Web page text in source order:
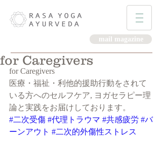
mail magazine
for Caregivers
for Caregivers
医療・福祉・利他的援助行動をされて
いる方へのセルフケア, ヨガセラピー理
論と実践をお届けしております。
#二次受傷 #代理トラウマ #共感疲労 #バ
ーンアウト #二次的外傷性ストレス